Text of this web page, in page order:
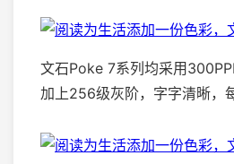
文石Poke 7系列均采用
加上256级灰阶，字字清晰，